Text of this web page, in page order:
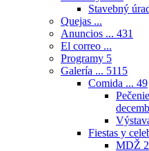
Stavebný
Quejas ...
Anuncios ... 431
El correo ...
Programy 5
Galería ... 5115
Comida ... 49
Fiestas y
MDŽ